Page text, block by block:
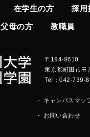
在学生の方 採用
父母の方 教職員
〒194-8610
東京都町田市玉
Tel：042-739-
キャンパスマッ
お問い合わせ